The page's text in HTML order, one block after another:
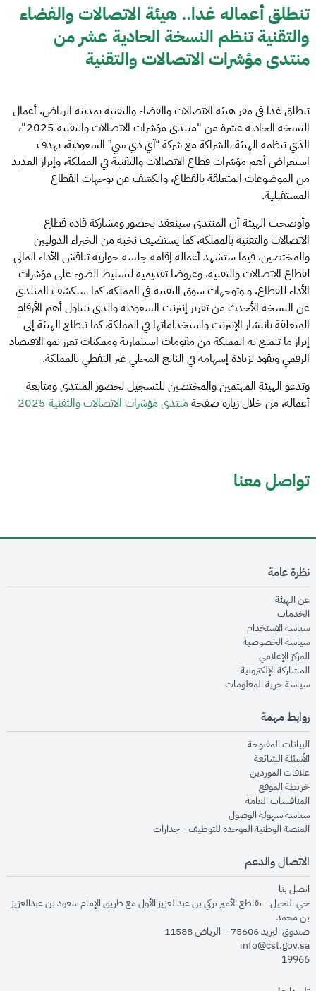
تنطلق أعماله غدا.. هيئة الاتصالات والفضاء
والتقنية تنظم النسخة الحادية عشر من
منتدى مؤشرات الاتصالات والتقنية
تنطلق غدا في مقر هيئة الاتصالات والفضاء والتقنية بمدينة الرياض، أعمال
النسخة الحادية عشرة من "منتدى مؤشرات الاتصالات والتقنية 2025"،
الذي تنظمه الهيئة بالشراكة مع شركة “آي دي سي” السعودية، بهدف
استعراض أهم مؤشرات قطاع الاتصالات والتقنية في المملكة، وإبراز العديد
من الموضوعات المتعلقة بالقطاع، والكشف عن توجهات القطاع
المستقبلية.
وأوضحت الهيئة أن المنتدى سينعقد بحضور ومشاركة قادة قطاع
الاتصالات والتقنية بالمملكة، كما يستضيف نخبة من الخبراء الدوليين
والمختصين، فيما ستشهد أعماله إقامة جلسة حوارية تناقش الأداء المالي
لقطاع الاتصالات والتقنية، وعروضا تقديمية لتسليط الضوء على مؤشرات
الأداء للقطاع، و وتوجهات سوق التقنية في المملكة، كما سيكشف المنتدى
عن النسخة الأحدث من تقرير إنترنت السعودية والذي يتناول أهم الأرقام
المتعلقة بانتشار الإنترنت واستخداماتها في المملكة، كما تتطلع الهيئة إلى
إبراز ما تتمتع به المملكة من مقومات استثمارية وممكنات تعزز نمو الاقتصاد
الرقمي وتقود لزيادة إسهامه في الناتج المحلي غير النفطي بالمملكة.
وتدعو الهيئة المهتمين والمختصين للتسجيل لحضور المنتدى ومتابعة
أعماله، من خلال زيارة صفحة منتدى مؤشرات الاتصالات والتقنية 2025
تواصل معنا
نظرة عامة
عن الهيئةopens in new window
الخدماتopens in new window
سياسة الاستخدام
سياسة الخصوصيةopens in new window
المركز الإعلاميopens in new window
المشاركة الإلكترونيةopens in new window
سياسة حرية المعلوماتopens in new window
روابط مهمة
البيانات المفتوحةopens in new window
الأسئلة الشائعةopens in new window
علاقات الموردينopens in new window
خريطة الموقعopens in new window
المنافسات العامةopens in new window
سياسة سهولة الوصولopens in new window
المنصة الوطنية الموحدة للتوظيف - جداراتopens in new window
الاتصال والدعم
اتصل بنا
حي النخيل - تقاطع الأمير تركي بن عبدالعزيز الأول مع طريق الإمام سعود بن عبدالعزيز
بن محمد
صندوق البريد 75606 – الرياض 11588
info@cst.gov.sa
19966